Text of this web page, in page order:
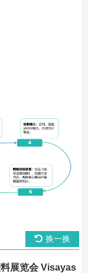
换一换
展览会 Visayas